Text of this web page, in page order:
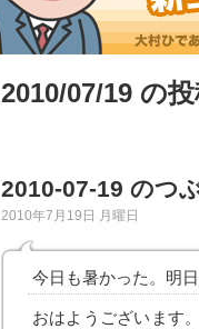
2010/07/19 の
2010-07-19 のつ
2010年7月19日 月曜日
今日も暑かった。明
おはようございます